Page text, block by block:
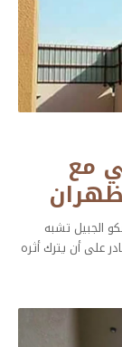
مع
الجبيل تشبه
على أن يترك أثره